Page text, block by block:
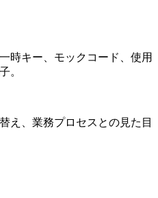
時キー、モックコード、使用
。
え、業務プロセスとの見た目